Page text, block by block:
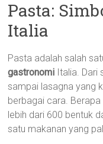
Pasta:
Italia
Pasta adalah salah
gastronomi Italia. Dari
sampai lasagna yang
berbagai cara.
lebih dari 600 bentuk
satu makanan yang